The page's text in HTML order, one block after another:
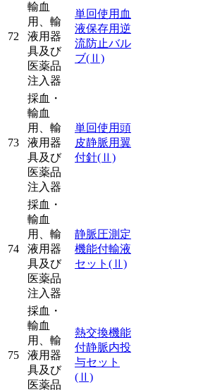
72
輸血
用、輸
液用器
具及び
医薬品
注入器
単回使用血
液保存用逆
流防止バル
ブ(Ⅱ)
73
採血・
輸血
用、輸
液用器
具及び
医薬品
注入器
単回使用頭
皮静脈用翼
付針(Ⅱ)
74
採血・
輸血
用、輸
液用器
具及び
医薬品
注入器
静脈圧測定
機能付輸液
セット (Ⅱ)
75
採血・
輸血
用、輸
液用器
具及び
医薬品
熱交換機能
付静脈内投
与セット
(Ⅱ)